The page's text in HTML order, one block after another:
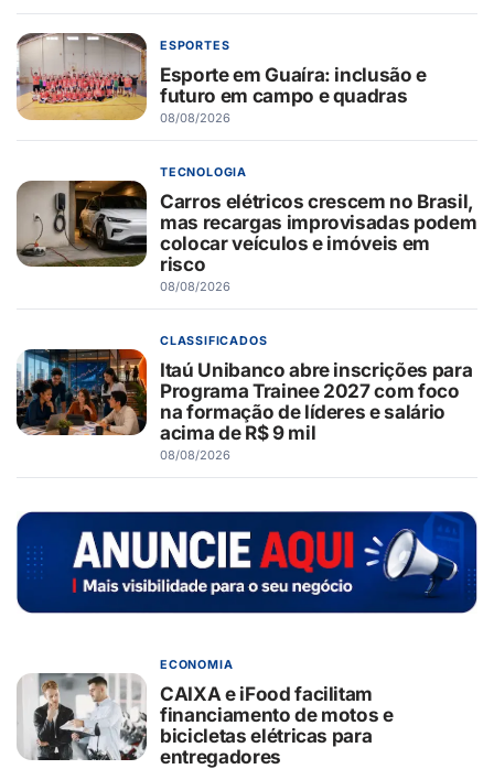
ESPORTES
Esporte em Guaíra: inclusão e
futuro em campo e quadras
08/08/2026
TECNOLOGIA
Carros elétricos crescem no Brasil,
mas recargas improvisadas podem
colocar veículos e imóveis em
risco
08/08/2026
CLASSIFICADOS
Itaú Unibanco abre inscrições para
Programa Trainee 2027 com foco
na formação de líderes e salário
acima de R$ 9 mil
08/08/2026
ECONOMIA
CAIXA e iFood facilitam
financiamento de motos e
bicicletas elétricas para
entregadores